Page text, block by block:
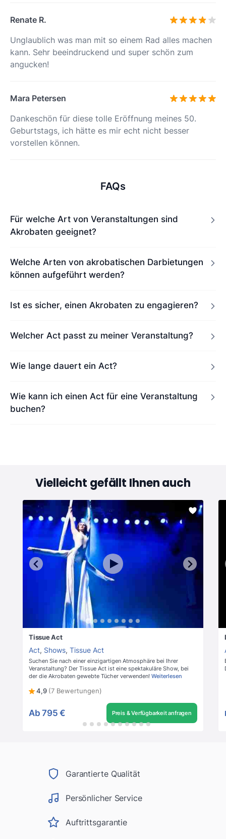
Renate R.
Unglaublich was man mit so einem Rad alles machen
kann. Sehr beeindruckend und super schön zum
angucken!
Mara Petersen
Dankeschön für diese tolle Eröffnung meines 50.
Geburtstags, ich hätte es mir echt nicht besser
vorstellen können.
FAQs
Für welche Art von Veranstaltungen sind
Akrobaten geeignet?
Welche Arten von akrobatischen Darbietungen
können aufgeführt werden?
Ist es sicher, einen Akrobaten zu engagieren?
Welcher Act passt zu meiner Veranstaltung?
Wie lange dauert ein Act?
Wie kann ich einen Act für eine Veranstaltung
buchen?
Vielleicht gefällt Ihnen auch
Tissue Act
Act, Shows, Tissue Act
Suchen Sie nach einer einzigartigen Atmosphäre bei Ihrer
Veranstaltung? Der Tissue Act ist eine spektakuläre Show, bei
der die Akrobaten gewebte Tücher verwenden! Weiterlesen
4,9 (7 Bewertungen)
Ab 795 € Preis & Verfügbarkeit anfragen
Garantierte Qualität
Persönlicher Service
Auftrittsgarantie